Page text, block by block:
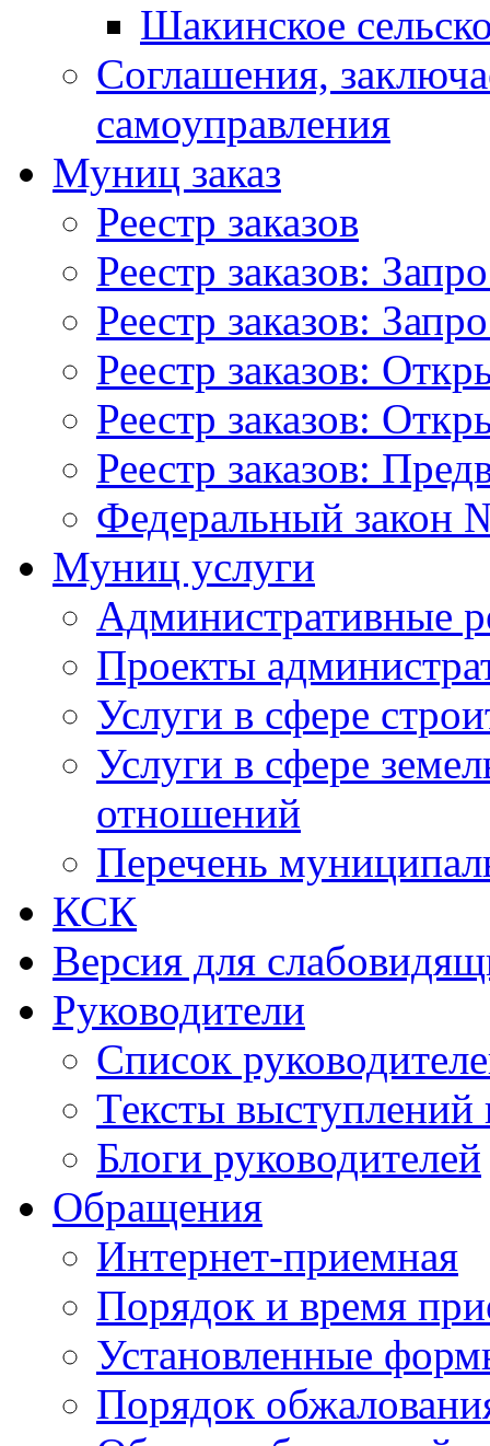
Шакинское
Соглашения,
самоуправления
Муниц заказ
Реестр заказов
Реестр заказов:
Реестр заказов:
Реестр заказов:
Реестр заказов:
Реестр заказов:
Федеральный закон
Муниц услуги
Административные
Проекты
Услуги в сфере
Услуги в сфере
отношений
Перечень
КСК
Версия для
Руководители
Список
Тексты выступлений
Блоги руководителей
Обращения
Интернет-приемная
Порядок и время
Установленные
Порядок